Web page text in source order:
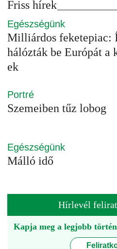
Friss hírek
Egészségünk
Milliárdos feketepiac:
hálózták be Európát a
ek
Portré
Szemeiben tűz lobog
Egészségünk
Málló idő
Hírlevél
Kapja meg a legjobb